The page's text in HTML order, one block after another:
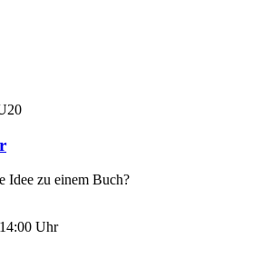
Idee zu einem Buch?
Uhr